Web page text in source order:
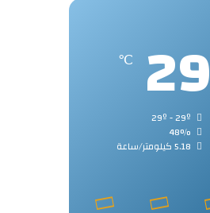
29
℃
48%
5.18 كيلومتر/ساعة